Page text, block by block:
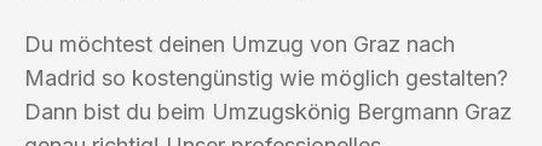
Du möchtest deinen Umzug von Graz nach
Madrid so kostengünstig wie möglich gestalten?
Dann bist du beim Umzugskönig Bergmann Graz